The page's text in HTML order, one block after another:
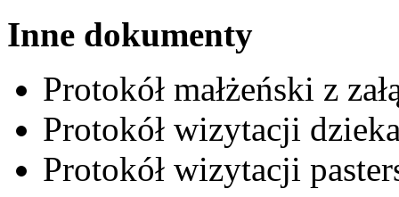
Inne dokumenty
Protokół małżeński z
Protokół wizytacji
Protokół wizytacji